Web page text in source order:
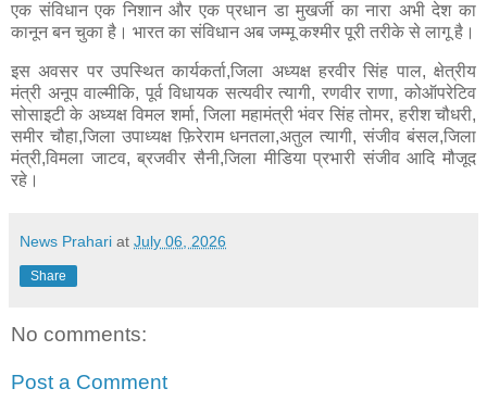
एक संविधान एक निशान और एक प्रधान डा मुखर्जी का नारा अभी देश का
कानून बन चुका है। भारत का संविधान अब जम्मू कश्मीर पूरी तरीके से लागू है।
इस अवसर पर उपस्थित कार्यकर्ता,जिला अध्यक्ष हरवीर सिंह पाल, क्षेत्रीय
मंत्री अनूप वाल्मीकि, पूर्व विधायक सत्यवीर त्यागी, रणवीर राणा, कोऑपरेटिव
सोसाइटी के अध्यक्ष विमल शर्मा, जिला महामंत्री भंवर सिंह तोमर, हरीश चौधरी,
समीर चौहा,जिला उपाध्यक्ष फ़िरेराम धनतला,अतुल त्यागी, संजीव बंसल,जिला
मंत्री,विमला जाटव, ब्रजवीर सैनी,जिला मीडिया प्रभारी संजीव आदि मौजूद
रहे।
News Prahari at July 06, 2026
Share
No comments:
Post a Comment